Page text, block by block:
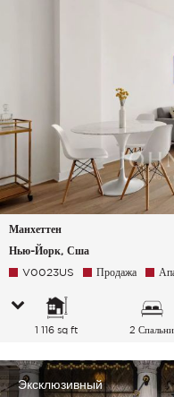
Манхеттен
Нью-Йорк, Сша
V0023US Продажа
1 116 sq ft 2 Спальни
Эксклюзивный